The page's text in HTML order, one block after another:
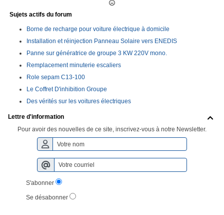
Sujets actifs du forum
Borne de recharge pour voiture électrique à domicile
Installation et réinjection Panneau Solaire vers ENEDIS
Panne sur génératrice de groupe 3 KW 220V mono.
Remplacement minuterie escaliers
Role sepam C13-100
Le Coffret D'inhibition Groupe
Des vérités sur les voitures électriques

Lettre d'information
Pour avoir des nouvelles de ce site, inscrivez-vous à notre Newsletter.
S'abonner
Se désabonner